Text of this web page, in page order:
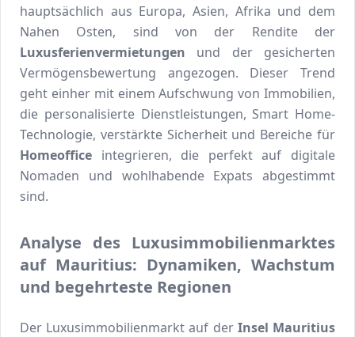
hauptsächlich aus Europa, Asien, Afrika und dem
Nahen Osten, sind von der Rendite der
Luxusferienvermietungen und der gesicherten
Vermögensbewertung angezogen. Dieser Trend
geht einher mit einem Aufschwung von Immobilien,
die personalisierte Dienstleistungen, Smart Home-
Technologie, verstärkte Sicherheit und Bereiche für
Homeoffice integrieren, die perfekt auf digitale
Nomaden und wohlhabende Expats abgestimmt
sind.
Analyse des Luxusimmobilienmarktes
auf Mauritius: Dynamiken, Wachstum
und begehrteste Regionen
Der Luxusimmobilienmarkt auf der Insel Mauritius